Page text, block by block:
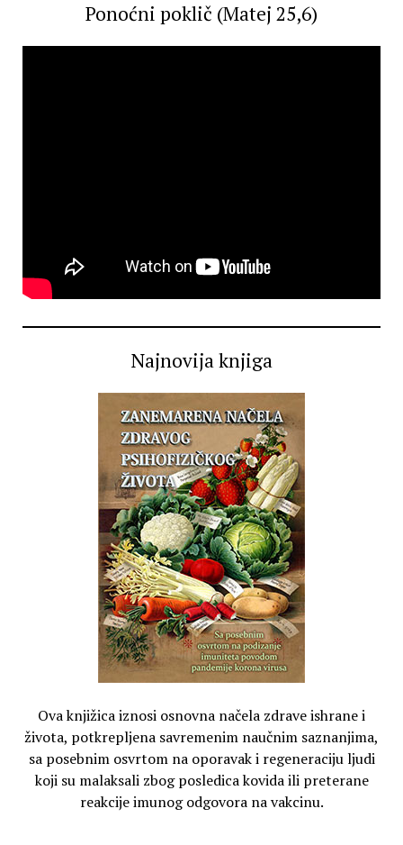
Ponoćni poklič (Matej 25,6)
Najnovija knjiga
Ova knjižica iznosi osnovna načela zdrave ishrane i
života, potkrepljena savremenim naučnim saznanjima,
sa posebnim osvrtom na oporavak i regeneraciju ljudi
koji su malaksali zbog posledica kovida ili preterane
reakcije imunog odgovora na vakcinu.